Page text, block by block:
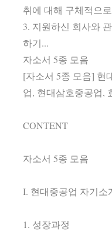
취에 대해 구체적으
3. 지원하신 회사와
하기...
자소서 5종 모음
[자소서 5종 모음] 현
업, 현대삼호중공업,
CONTENT
자소서 5종 모음
I. 현대중공업 자기소
1. 성장과정